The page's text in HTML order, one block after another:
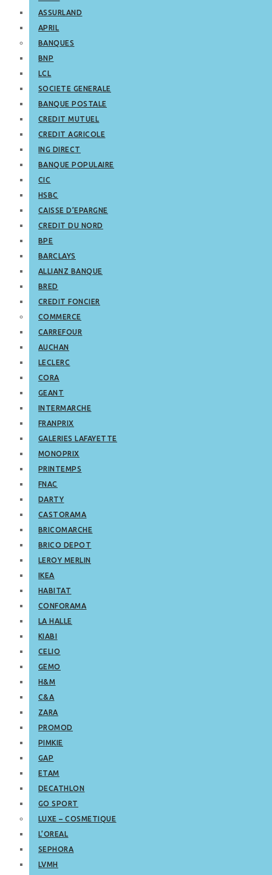
ASSURLAND
APRIL
BANQUES
BNP
LCL
SOCIETE GENERALE
BANQUE POSTALE
CREDIT MUTUEL
CREDIT AGRICOLE
ING DIRECT
BANQUE POPULAIRE
CIC
HSBC
CAISSE D’EPARGNE
CREDIT DU NORD
BPE
BARCLAYS
ALLIANZ BANQUE
BRED
CREDIT FONCIER
COMMERCE
CARREFOUR
AUCHAN
LECLERC
CORA
GEANT
INTERMARCHE
FRANPRIX
GALERIES LAFAYETTE
MONOPRIX
PRINTEMPS
FNAC
DARTY
CASTORAMA
BRICOMARCHE
BRICO DEPOT
LEROY MERLIN
IKEA
HABITAT
CONFORAMA
LA HALLE
KIABI
CELIO
GEMO
H&M
C&A
ZARA
PROMOD
PIMKIE
GAP
ETAM
DECATHLON
GO SPORT
LUXE – COSMETIQUE
L’OREAL
SEPHORA
LVMH